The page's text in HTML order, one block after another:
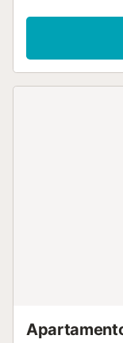
Fi, televisão, ar
Este alojamento
relaxar à noite.
fumar ou realizar